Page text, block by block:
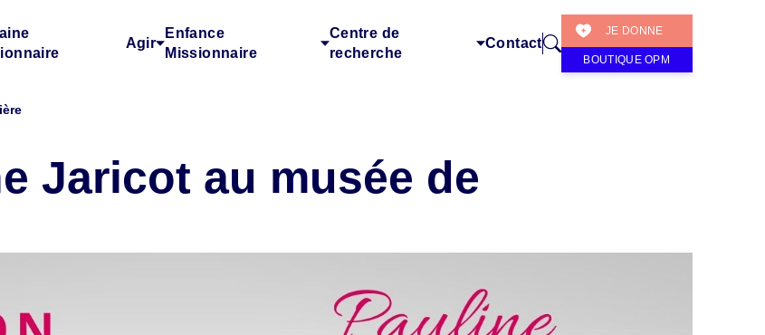
Agir
Enfance
Missionnaire
Centre de
recherche
Contact
JE DONNE
BOUTIQUE OPM
Jaricot au musée de